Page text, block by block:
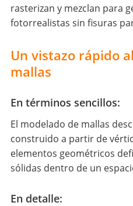
rasterizan y mezclan para
fotorrealistas sin fisuras
Un vistazo rápido
mallas
En términos sencillos:
El modelado de mallas
construido a partir de
elementos geométricos
sólidas dentro de un
En detalle: